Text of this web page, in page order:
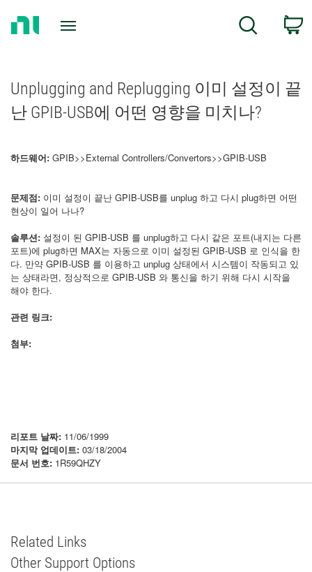
Search
Unplugging and Replugging 이미 설정이 끝
난 GPIB-USB에 어떤 영향을 미치나?
하드웨어: GPIB>>External Controllers/Convertors>>GPIB-USB
문제점: 이미 설정이 끝난 GPIB-USB를 unplug 하고 다시 plug하면 어떤
현상이 일어 나나?
솔루션: 설정이 된 GPIB-USB 를 unplug하고 다시 같은 포트(내지는 다른
포트)에 plug하면 MAX는 자동으로 이미 설정된 GPIB-USB 로 인식을 한
다. 만약 GPIB-USB 를 이용하고 unplug 상태에서 시스템이 작동되고 있
는 상태라면, 정상적으로 GPIB-USB 와 통신을 하기 위해 다시 시작을
해야 한다.
관련 링크:
첨부:
리포트 날짜: 11/06/1999
마지막 업데이트: 03/18/2004
문서 번호: 1R59QHZY
Related Links
Other Support Options